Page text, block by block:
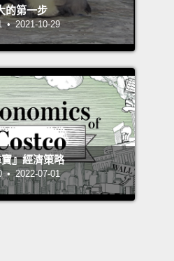
的第一步
• 2021-10-29
』經濟策略
• 2022-07-01